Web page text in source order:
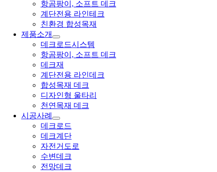
항곰팡이, 소프트 데크
계단전용 라인테크
친환경 합성목재
제품소개
데크로드시스템
항곰팡이, 소프트 데크
데크재
계단전용 라인데크
합성목재 데크
디자인형 울타리
천연목재 데크
시공사례
데크로드
데크계단
자전거도로
수변데크
전망데크